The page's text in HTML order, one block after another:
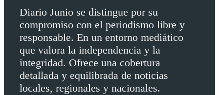
Diario Junio se distingue por su
compromiso con el periodismo libre y
responsable. En un entorno mediático
que valora la independencia y la
integridad. Ofrece una cobertura
detallada y equilibrada de noticias
locales, regionales y nacionales.